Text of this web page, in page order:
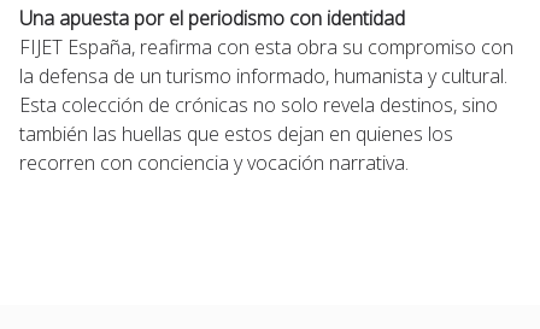
Una apuesta por el periodismo con identidad
FIJET España, reafirma con esta obra su compromiso con
la defensa de un turismo informado, humanista y cultural.
Esta colección de crónicas no solo revela destinos, sino
también las huellas que estos dejan en quienes los
recorren con conciencia y vocación narrativa.